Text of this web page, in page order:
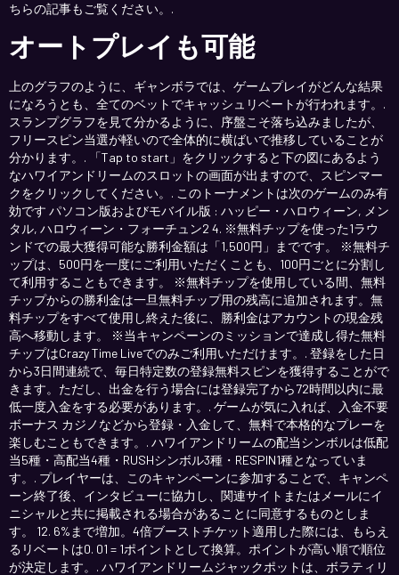
ちらの記事もご覧ください。.
オートプレイも可能
上のグラフのように、ギャンボラでは、ゲームプレイがどんな結果
になろうとも、全てのベットでキャッシュリベートが行われます。.
スランプグラフを見て分かるように、序盤こそ落ち込みましたが、
フリースピン当選が軽いので全体的に横ばいで推移していることが
分かります。. 「Tap to start」をクリックすると下の図にあるよう
なハワイアンドリームのスロットの画面が出ますので、スピンマー
クをクリックしてください。. このトーナメントは次のゲームのみ有
効です パソコン版およびモバイル版 : ハッピー・ハロウィーン, メン
タル, ハロウィーン・フォーチュン2 4. ※無料チップを使った1ラウ
ンドでの最大獲得可能な勝利金額は「1,500円」までです。 ※無料チ
ップは、500円を一度にご利用いただくことも、100円ごとに分割し
て利用することもできます。 ※無料チップを使用している間、無料
チップからの勝利金は一旦無料チップ用の残高に追加されます。無
料チップをすべて使用し終えた後に、勝利金はアカウントの現金残
高へ移動します。 ※当キャンペーンのミッションで達成し得た無料
チップはCrazy Time Liveでのみご利用いただけます。. 登録をした日
から3日間連続で、毎日特定数の登録無料スピンを獲得することがで
きます。ただし、出金を行う場合には登録完了から72時間以内に最
低一度入金をする必要があります。. ゲームが気に入れば、入金不要
ボーナス カジノなどから登録・入金して、無料で本格的なプレーを
楽しむこともできます。. ハワイアンドリームの配当シンボルは低配
当5種・高配当4種・RUSHシンボル3種・RESPIN1種となっていま
す。. プレイヤーは、このキャンペーンに参加することで、キャンペ
ーン終了後、インタビューに協力し、関連サイトまたはメールにイ
ニシャルと共に掲載される場合があることに同意するものとしま
す。 12. 6%まで増加。4倍ブーストチケット適用した際には、もらえ
るリベートは0. 01 = 1ポイントとして換算。ポイントが高い順で順位
が決定します。. ハワイアンドリームジャックポットは、ボラティリ